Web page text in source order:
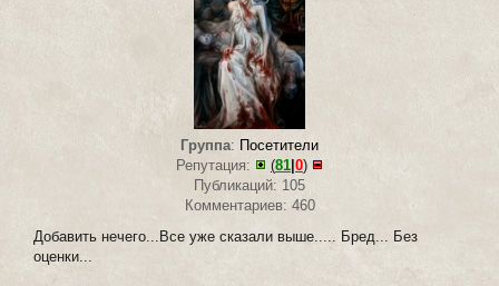
Группа: Посетители
Репутация:
(81|0)
Публикаций: 105
Комментариев: 460
Добавить нечего...Все уже сказали выше..... Бред... Без
оценки...